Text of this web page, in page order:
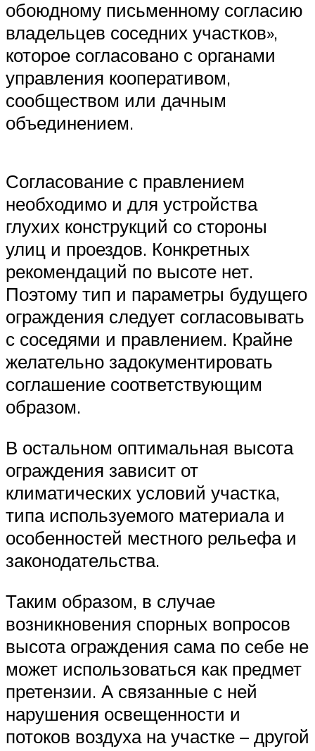
обоюдному письменному согласию
владельцев соседних участков»,
которое согласовано с органами
управления кооперативом,
сообществом или дачным
объединением.
Согласование с правлением
необходимо и для устройства
глухих конструкций со стороны
улиц и проездов. Конкретных
рекомендаций по высоте нет.
Поэтому тип и параметры будущего
ограждения следует согласовывать
с соседями и правлением. Крайне
желательно задокументировать
соглашение соответствующим
образом.
В остальном оптимальная высота
ограждения зависит от
климатических условий участка,
типа используемого материала и
особенностей местного рельефа и
законодательства.
Таким образом, в случае
возникновения спорных вопросов
высота ограждения сама по себе не
может использоваться как предмет
претензии. А связанные с ней
нарушения освещенности и
потоков воздуха на участке – другой